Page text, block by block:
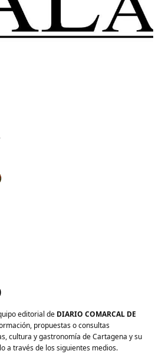
editorial de DIARIO COMARCAL DE
propuestas o consultas
cultura y gastronomía de Cartagena y su
a través de los siguientes medios.